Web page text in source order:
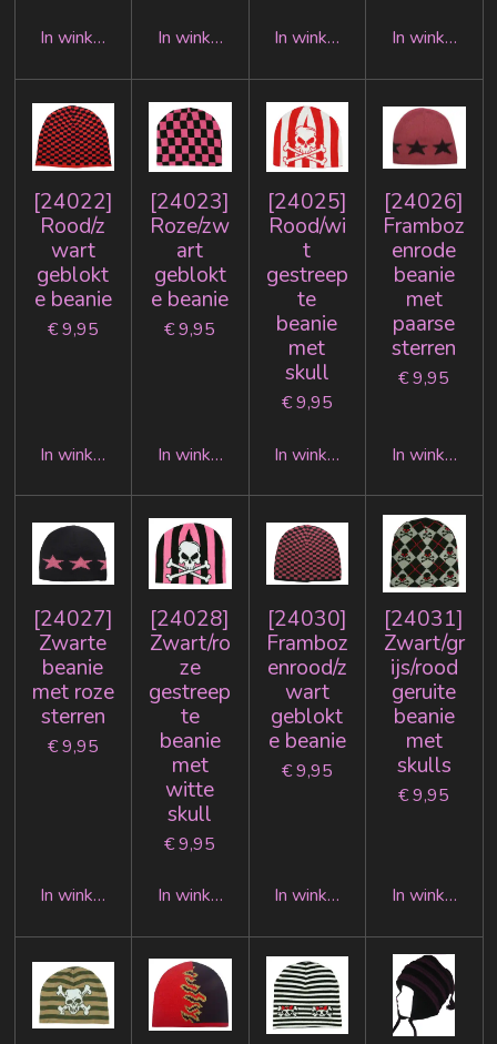
In winkelwagenIn winkelwagenIn winkelwagenIn
[24022]
Rood/z
wart
geblokt
e beanie
€ 9,95
In winkelwagen
[24023]
Roze/zw
art
geblokt
e beanie
€ 9,95
In winkelwagen
[24025]
Rood/wi
t
gestreep
te
beanie
met
skull
€ 9,95
In winkelwagen
[24026]
Framboz
enrode
beanie
met
paarse
sterren
€ 9,95
In
[24027]
Zwarte
beanie
met roze
sterren
€ 9,95
In winkelwagen
[24028]
Zwart/ro
ze
gestreep
te
beanie
met
witte
skull
€ 9,95
In winkelwagen
[24030]
Framboz
enrood/z
wart
geblokt
e beanie
€ 9,95
In winkelwagen
[24031]
Zwart/gr
ijs/rood
geruite
beanie
met
skulls
€ 9,95
In